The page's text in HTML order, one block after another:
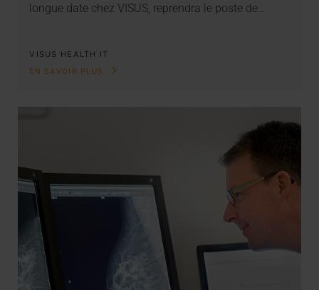
longue date chez VISUS, reprendra le poste de…
VISUS HEALTH IT
EN SAVOIR PLUS